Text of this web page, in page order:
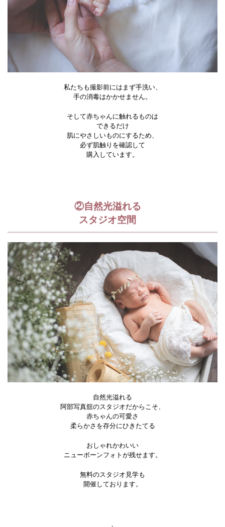
私たちも撮影前にはまず手洗い、
手の消毒はかかせません。
そして赤ちゃんに触れるものは
できるだけ
肌にやさしいものにするため、
必ず肌触りを確認して
購入しています。
②自然光溢れる
スタジオ空間
自然光溢れる
阿部写真舘のスタジオだからこそ、
赤ちゃんの可愛さ
柔らかさを存分にひきたてる
おしゃれかわいい
ニューボーンフォトが残せます。
無料のスタジオ見学も
開催しております。